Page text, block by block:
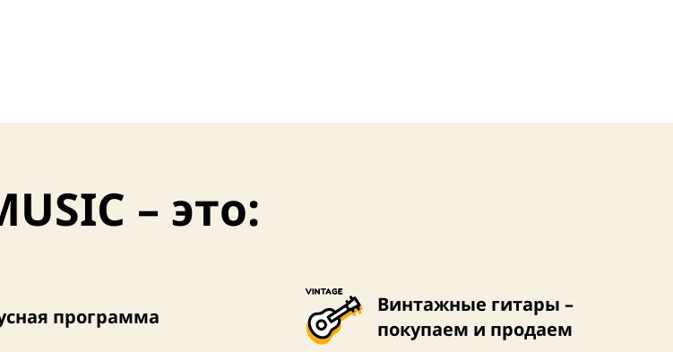
– это:
программа
Винтажные гитары –
покупаем и продаем